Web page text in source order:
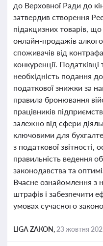
до Верховної Ради до
затвердив створення
підакцизних товарів,
онлайн-продажів
споживачів від
конкуренції.
необхідність подання
податкової знижки за
правила бронювання
працівників
залежно від сфери
ключовими для
з податкової звітності,
правильність ведення
законодавства та
Вчасне ознайомлення
штрафів і забезпечити
умовах сучасного
LIGA ZAKON, 23 жовтня